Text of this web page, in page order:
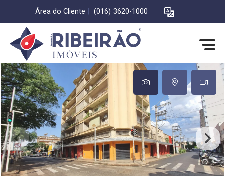
Área do Cliente (016) 3620-1000